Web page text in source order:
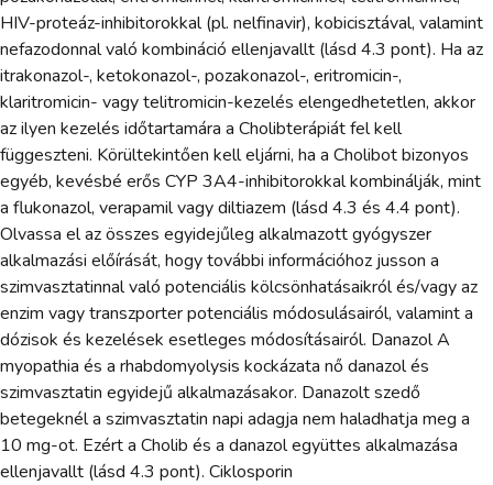
HIV-proteáz-inhibitorokkal (pl. nelfinavir), kobicisztával, valamint
nefazodonnal való kombináció ellenjavallt (lásd 4.3 pont). Ha az
itrakonazol-, ketokonazol-, pozakonazol-, eritromicin-,
klaritromicin- vagy telitromicin-kezelés elengedhetetlen, akkor
az ilyen kezelés időtartamára a Cholibterápiát fel kell
függeszteni. Körültekintően kell eljárni, ha a Cholibot bizonyos
egyéb, kevésbé erős CYP 3A4-inhibitorokkal kombinálják, mint
a flukonazol, verapamil vagy diltiazem (lásd 4.3 és 4.4 pont).
Olvassa el az összes egyidejűleg alkalmazott gyógyszer
alkalmazási előírását, hogy további információhoz jusson a
szimvasztatinnal való potenciális kölcsönhatásaikról és/vagy az
enzim vagy transzporter potenciális módosulásairól, valamint a
dózisok és kezelések esetleges módosításairól. Danazol A
myopathia és a rhabdomyolysis kockázata nő danazol és
szimvasztatin egyidejű alkalmazásakor. Danazolt szedő
betegeknél a szimvasztatin napi adagja nem haladhatja meg a
10 mg-ot. Ezért a Cholib és a danazol együttes alkalmazása
ellenjavallt (lásd 4.3 pont). Ciklosporin